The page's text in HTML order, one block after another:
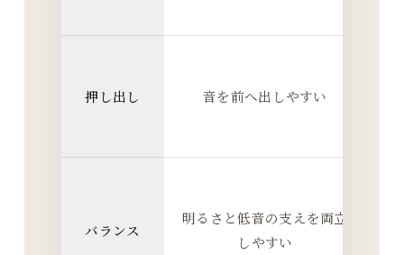
押し出し 音を前へ出しやすい
バランス
明るさと低音の支えを両立
しやすい